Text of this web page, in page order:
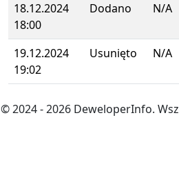
18.12.2024
18:00
Dodano N/A
19.12.2024
19:02
Usunięto N/A
© 2024- 2026 DeweloperInfo.